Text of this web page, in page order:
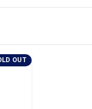
OUT